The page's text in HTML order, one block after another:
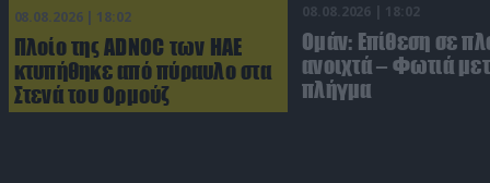
08.08.2026 | 18:02
Πλοίο της ADNOC των ΗΑΕ
κτυπήθηκε από πύραυλο στα
Στενά του Ορμούζ
08.08.2026 | 18:02
Ομάν: Επίθεση σε
ανοιχτά – Φωτιά
πλήγμα